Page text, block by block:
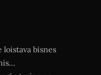
bisnes